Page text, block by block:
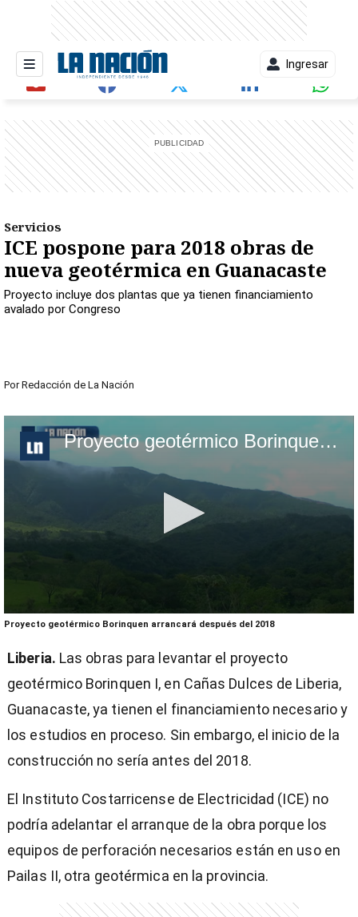
Ingresar
Servicios
ICE pospone para 2018 obras de
nueva geotérmica en Guanacaste
Proyecto incluye dos plantas que ya tienen financiamiento
avalado por Congreso
Por Redacción de La Nación
Proyecto geotérmico Borinquen arrancará después del 2018
0
seconds
1
59
seconds
Proyecto geotérmico Borinquen arrancará después del 2018
Liberia. Las obras para levantar el proyecto
geotérmico Borinquen I, en Cañas Dulces de Liberia,
Guanacaste, ya tienen el financiamiento necesario y
los estudios en proceso. Sin embargo, el inicio de la
construcción no sería antes del 2018.
El Instituto Costarricense de Electricidad (ICE) no
podría adelantar el arranque de la obra porque los
equipos de perforación necesarios están en uso en
Pailas II, otra geotérmica en la provincia.